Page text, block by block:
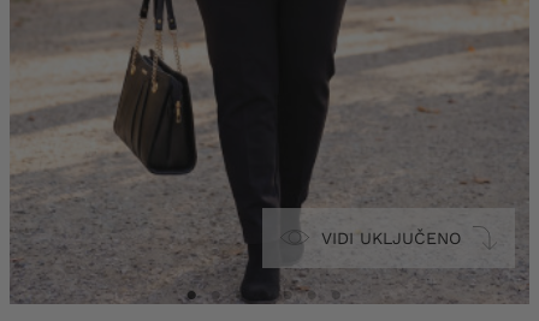
VIDI UKLJUČENO